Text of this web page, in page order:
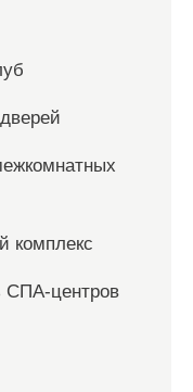
комплекс
СПА-центров